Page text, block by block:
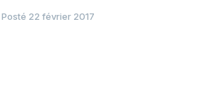
Posté 22 février 2017